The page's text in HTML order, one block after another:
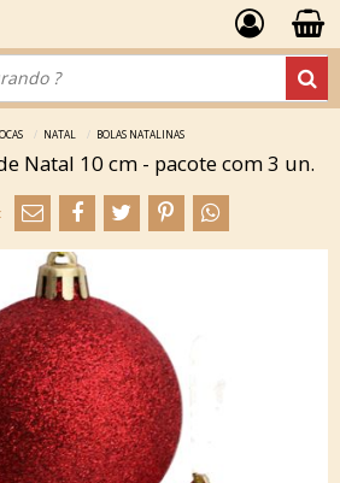
NATAL BOLAS NATALINAS
Natal 10 cm - pacote com 3 un.